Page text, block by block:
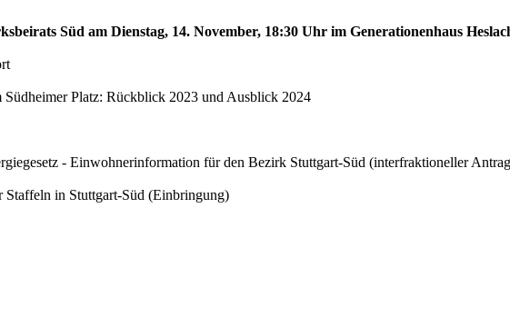
Süd am Dienstag, 14. November, 18:30 Uhr im Generationenhaus
Platz: Rückblick 2023 und Ausblick 2024
- Einwohnerinformation für den Bezirk Stuttgart-Süd (interfraktioneller
Staffeln in Stuttgart-Süd (Einbringung)